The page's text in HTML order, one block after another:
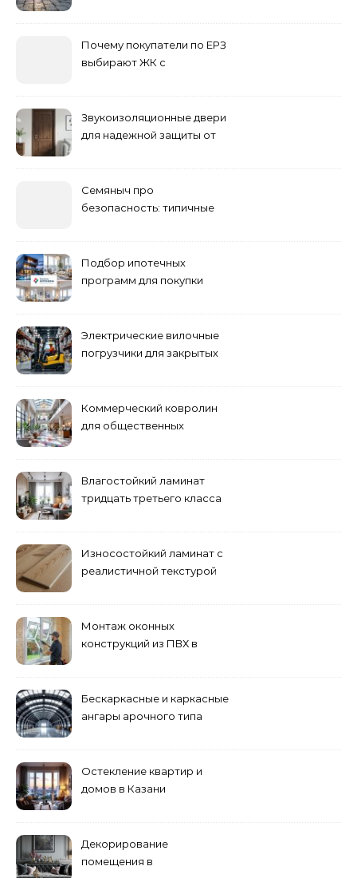
Почему покупатели по ЕРЗ
выбирают ЖК с
Звукоизоляционные двери
для надежной защиты от
Семяныч про
безопасность: типичные
Подбор ипотечных
программ для покупки
Электрические вилочные
погрузчики для закрытых
Коммерческий ковролин
для общественных
Влагостойкий ламинат
тридцать третьего класса
Износостойкий ламинат с
реалистичной текстурой
Монтаж оконных
конструкций из ПВХ в
Бескаркасные и каркасные
ангары арочного типа
Остекление квартир и
домов в Казани
Декорирование
помещения в